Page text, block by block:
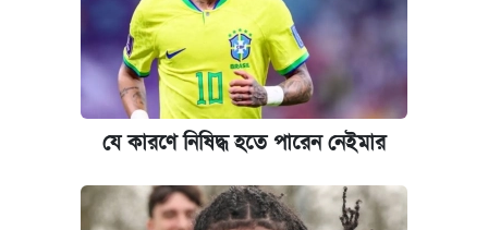
যে কারণে নিষিদ্ধ হতে পারেন নেইমার